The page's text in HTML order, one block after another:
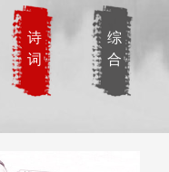
诗
词
综
合